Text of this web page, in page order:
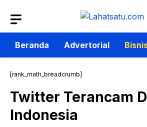
isi
Beranda
Advertorial
[rank_math_breadcrumb]
Twitter Terancam
Indonesia